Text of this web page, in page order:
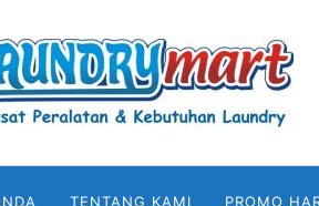
TENTANG KAMI PROMO